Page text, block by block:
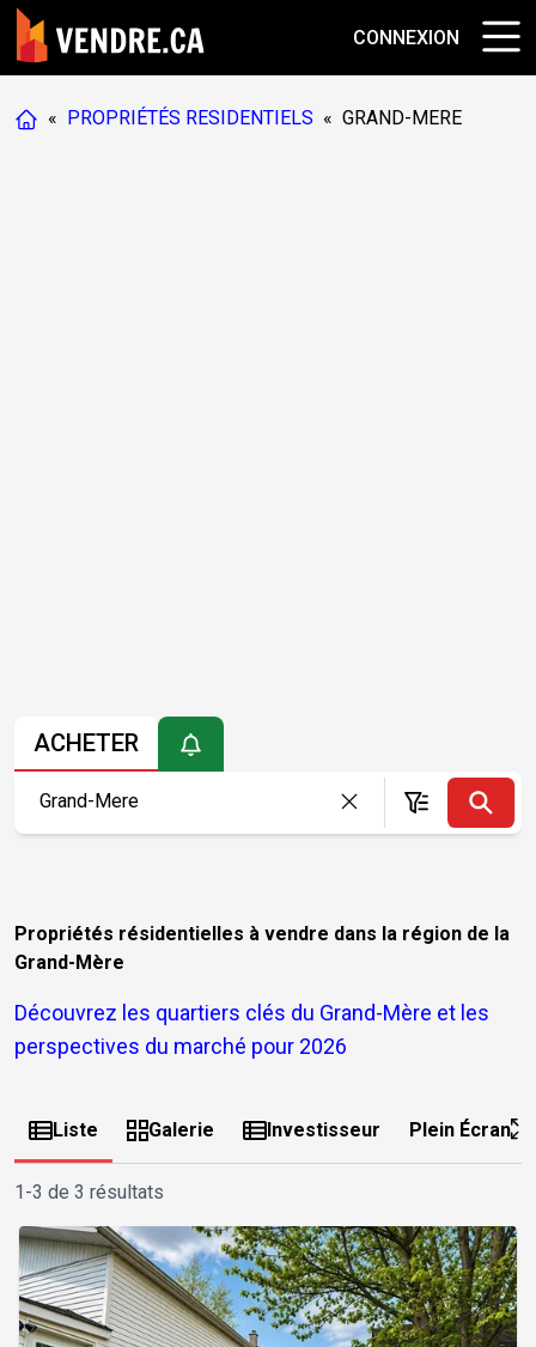
CONNEXION
« PROPRIÉTÉS RESIDENTIELS « GRAND-MERE
ACHETER
Propriétés résidentielles à vendre dans la région de la
Grand-Mère
Découvrez les quartiers clés du Grand-Mère et les
perspectives du marché pour 2026
Liste Galerie Investisseur Plein Écran
1-3 de 3 résultats